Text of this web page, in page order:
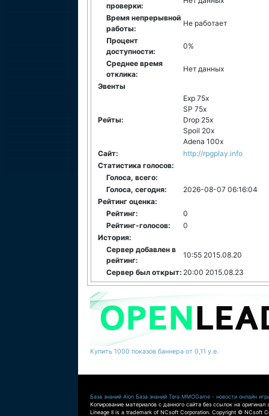
проверки:
Время непрерывной
работы:
Не работает
Процент
доступности:
0%
Среднее время
отклика:
Нет данных
Эвенты
Рейты:
Exp 75x
SP 75x
Drop 25x
Spoil 20x
Adena 100x
Сайт:
http://rpgplay.info
Статистика голосов:
Голоса, всего:
Голоса, сегодня:
2026-08-07 06:16:04
Рейтинг оценка:
Рейтинг:
0
Рейтинг-голосов:
0
История:
Сервер добавлен в
рейтинг:
10:55 2015.08.20
Сервер был открыт: 20:00 2015.08.23
Купить 1000 показов баннера от 0,11 у.е.
База знаний Aion База знаний Tera MMOGame - новости онлайн
Копирование материалов с данного сайта без ссылок на оригинал
Lineage II is a trademark of NCsoft Corporation. Copyright © NCsoft